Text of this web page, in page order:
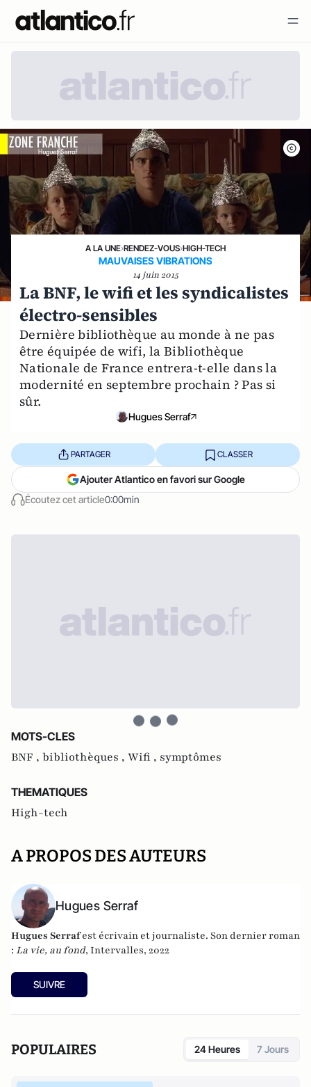
A LA UNE›RENDEZ-VOUS›HIGH-TECH
MAUVAISES VIBRATIONS
14 juin 2015
La BNF, le wifi et les syndicalistes
électro-sensibles
Dernière bibliothèque au monde à ne pas
être équipée de wifi, la Bibliothèque
Nationale de France entrera-t-elle dans la
modernité en septembre prochain ? Pas si
sûr.
Hugues Serraf
Écoutez cet article0:00min
PARTAGER CLASSER
Ajouter Atlantico en favori sur Google
MOTS-CLES
BNF , bibliothèques , Wifi , symptômes
THEMATIQUES
High-tech
A PROPOS DES AUTEURS
Hugues Serraf
Hugues Serrafest écrivain et journaliste. Son dernier roman
: La vie, au fond, Intervalles, 2022
SUIVRE
POPULAIRES 24 Heures 7 Jours